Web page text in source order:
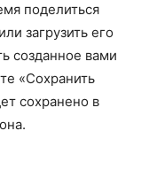
поделиться
загрузить его
созданное вами
«Сохранить
сохранено в